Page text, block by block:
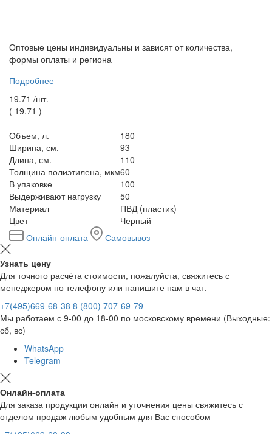
Оптовые цены индивидуальны и зависят от количества,
формы оплаты и региона
Подробнее
19.71 /шт.
( 19.71 )
Объем, л.
180
Ширина, см.
93
Длина, см.
110
Толщина полиэтилена, мкм60
В упаковке
100
Выдерживают нагрузку
50
Материал
ПВД (пластик)
Цвет
Черный
Онлайн-оплата
Самовывоз
Узнать цену
Для точного расчёта стоимости, пожалуйста, свяжитесь с
менеджером по телефону или напишите нам в чат.
+7(495)669-68-38 8 (800) 707-69-79
Мы работаем с 9-00 до 18-00 по московскому времени (Выходные:
сб, вс)
WhatsApp
Telegram
Онлайн-оплата
Для заказа продукции онлайн и уточнения цены свяжитесь с
отделом продаж любым удобным для Вас способом